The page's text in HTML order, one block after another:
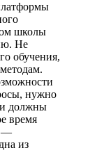
школы
Не
обучения,
нужно
должны
время
—
из